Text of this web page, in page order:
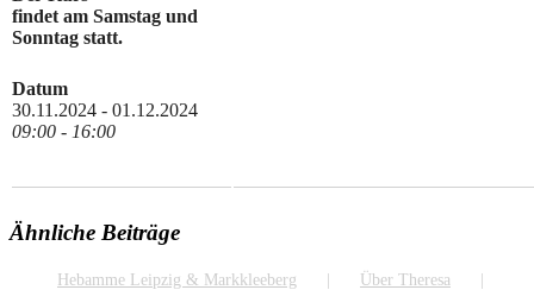
findet am Samstag und
Sonntag statt.
Datum
30.11.2024 - 01.12.2024
09:00 - 16:00
Ähnliche Beiträge
Hebamme Leipzig & Markkleeberg
Über Theresa